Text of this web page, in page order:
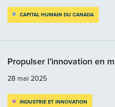
CAPITAL HUMAIN DU CANADA
Propulser l’innovation en
28 mai 2025
INDUSTRIE ET INNOVATION